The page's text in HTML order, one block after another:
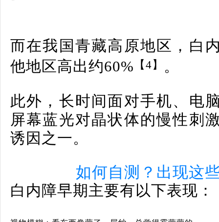
而在我国青藏高原地区，白
他地区高出约60% 【4】 。
此外，长时间面对手机、电
屏幕蓝光对晶状体的慢性刺
诱因之一。
如何自测？出现这
白内障早期主要有以下表现：